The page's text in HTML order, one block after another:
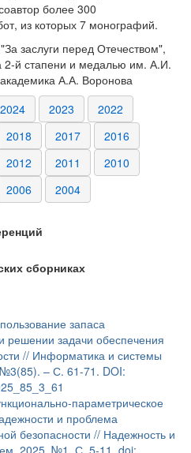
более 300
из которых 7 монографий.
заслуги перед Отечеством",
й стапени и медалью им. А.И.
А.А. Воронова
2024 2023
2022
2018 2017
2016
2012 2011
2010
2006 2004
сборниках
запаса
решении задачи обеспечения
// Информатика и системы
– С. 61-71. DOI:
параметрическое
и проблема
безопасности // Надежность и